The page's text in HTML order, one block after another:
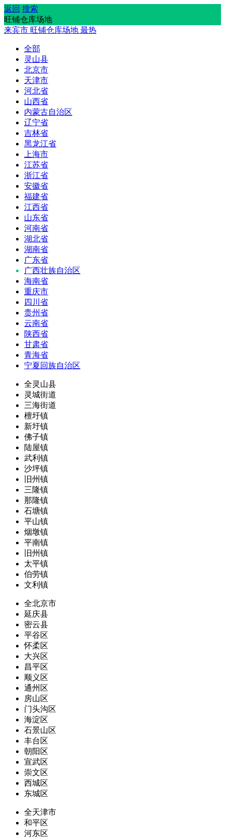
返回 搜索
旺铺仓库场地
来宾市 旺铺仓库场地 最热
全部
灵山县
北京市
天津市
河北省
山西省
内蒙古自治区
辽宁省
吉林省
黑龙江省
上海市
江苏省
浙江省
安徽省
福建省
江西省
山东省
河南省
湖北省
湖南省
广东省
广西壮族自治区
海南省
重庆市
四川省
贵州省
云南省
陕西省
甘肃省
青海省
宁夏回族自治区
全灵山县
灵城街道
三海街道
檀圩镇
新圩镇
佛子镇
陆屋镇
武利镇
沙坪镇
旧州镇
三隆镇
那隆镇
石塘镇
平山镇
烟墩镇
平南镇
旧州镇
太平镇
伯劳镇
文利镇
全北京市
延庆县
密云县
平谷区
怀柔区
大兴区
昌平区
顺义区
通州区
房山区
门头沟区
海淀区
石景山区
丰台区
朝阳区
宣武区
崇文区
西城区
东城区
全天津市
和平区
河东区